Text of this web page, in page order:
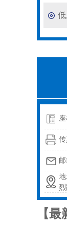
传
烈
【最